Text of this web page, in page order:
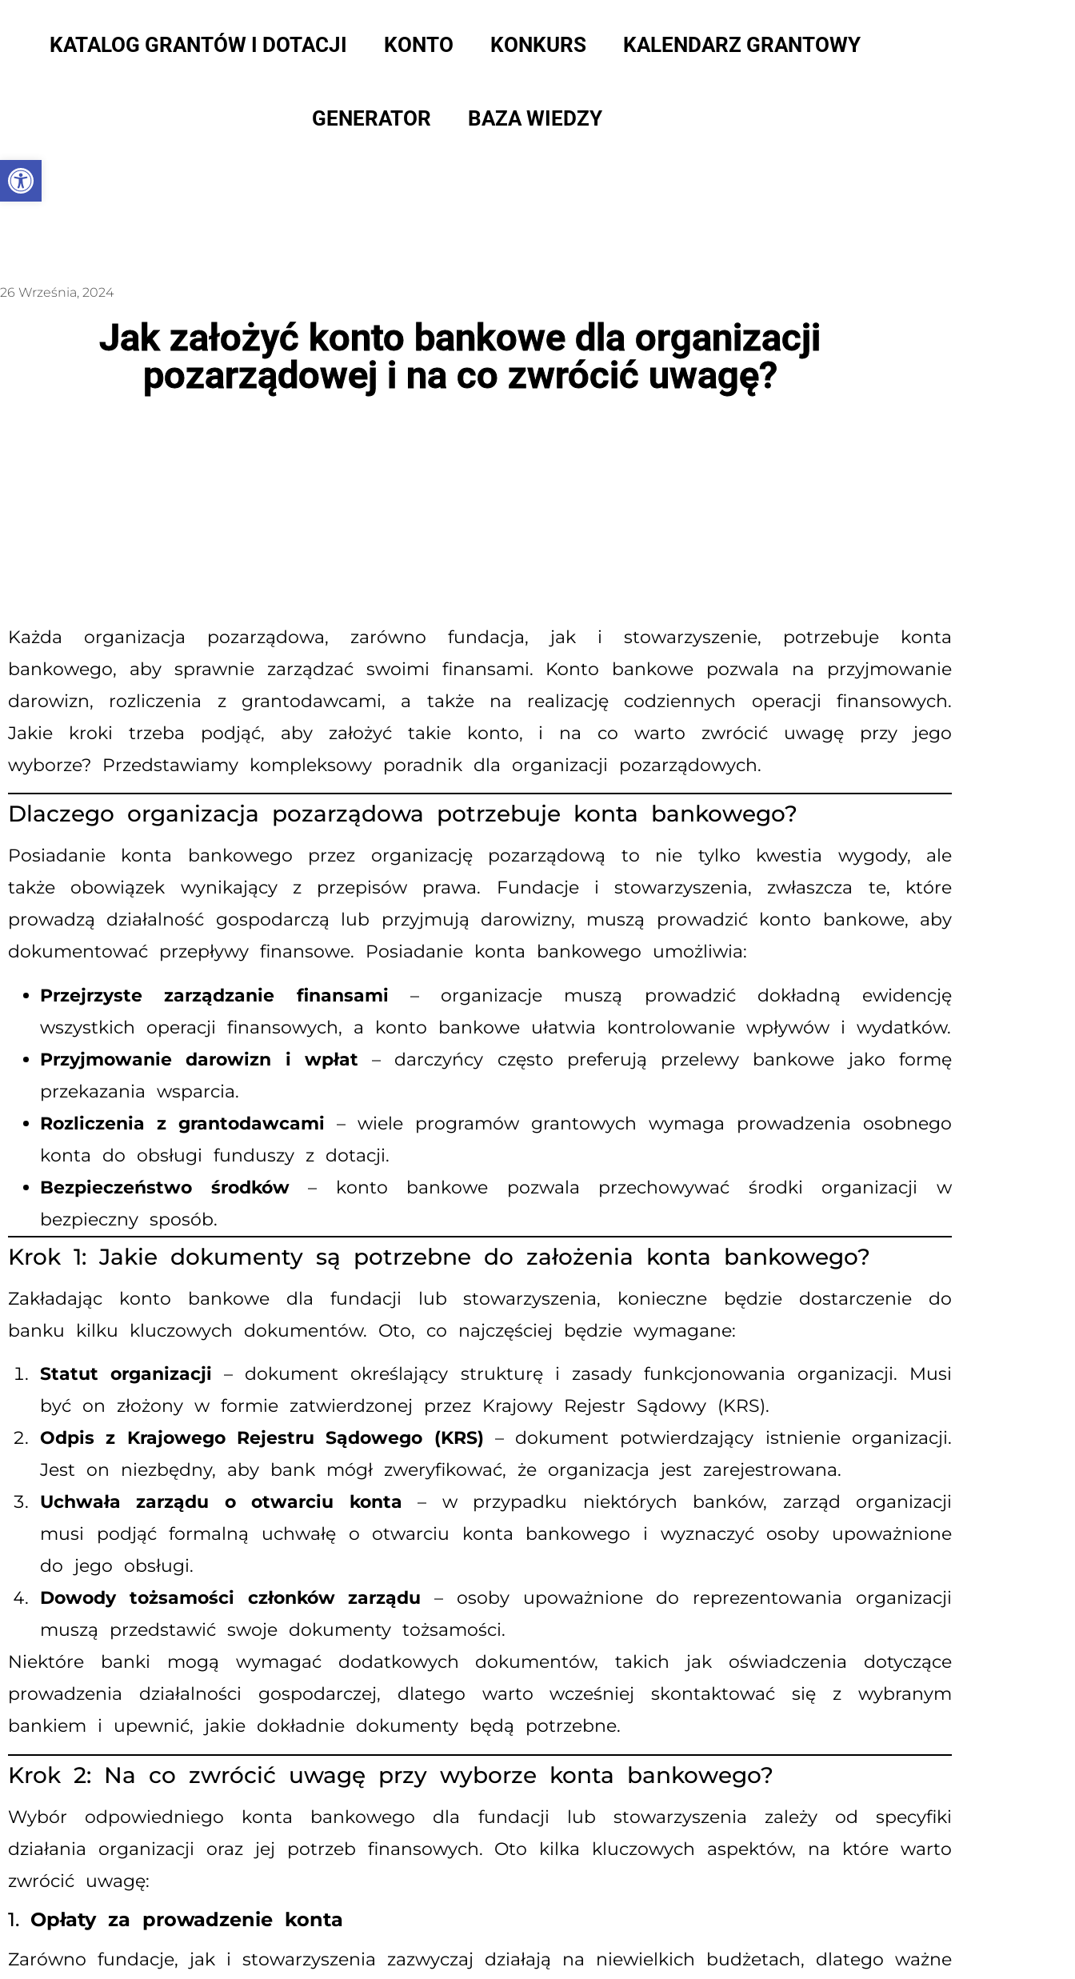
Otwórz pasek narzędzi
KATALOG GRANTÓW I DOTACJI KONTO KONKURS KALENDARZ GRANTOWY
GENERATOR BAZA WIEDZY
26 Września, 2024
Jak założyć konto bankowe dla organizacji
pozarządowej i na co zwrócić uwagę?
Każda organizacja pozarządowa, zarówno fundacja, jak i stowarzyszenie, potrzebuje konta
bankowego, aby sprawnie zarządzać swoimi finansami. Konto bankowe pozwala na przyjmowanie
darowizn, rozliczenia z grantodawcami, a także na realizację codziennych operacji finansowych.
Jakie kroki trzeba podjąć, aby założyć takie konto, i na co warto zwrócić uwagę przy jego
wyborze? Przedstawiamy kompleksowy poradnik dla organizacji pozarządowych.
Dlaczego organizacja pozarządowa potrzebuje konta bankowego?
Posiadanie konta bankowego przez organizację pozarządową to nie tylko kwestia wygody, ale
także obowiązek wynikający z przepisów prawa. Fundacje i stowarzyszenia, zwłaszcza te, które
prowadzą działalność gospodarczą lub przyjmują darowizny, muszą prowadzić konto bankowe, aby
dokumentować przepływy finansowe. Posiadanie konta bankowego umożliwia:
Przejrzyste zarządzanie finansami – organizacje muszą prowadzić dokładną ewidencję
wszystkich operacji finansowych, a konto bankowe ułatwia kontrolowanie wpływów i wydatków.
Przyjmowanie darowizn i wpłat – darczyńcy często preferują przelewy bankowe jako formę
przekazania wsparcia.
Rozliczenia z grantodawcami – wiele programów grantowych wymaga prowadzenia osobnego
konta do obsługi funduszy z dotacji.
Bezpieczeństwo środków– konto bankowe pozwala przechowywać środki organizacji w
bezpieczny sposób.
Krok 1: Jakie dokumenty są potrzebne do założenia konta bankowego?
Zakładając konto bankowe dla fundacji lub stowarzyszenia, konieczne będzie dostarczenie do
banku kilku kluczowych dokumentów. Oto, co najczęściej będzie wymagane:
Statut organizacji – dokument określający strukturę i zasady funkcjonowania organizacji. Musi
być on złożony w formie zatwierdzonej przez Krajowy Rejestr Sądowy (KRS).
Odpis z Krajowego Rejestru Sądowego (KRS) – dokument potwierdzający istnienie organizacji.
Jest on niezbędny, aby bank mógł zweryfikować, że organizacja jest zarejestrowana.
Uchwała zarządu o otwarciu konta – w przypadku niektórych banków, zarząd organizacji
musi podjąć formalną uchwałę o otwarciu konta bankowego i wyznaczyć osoby upoważnione
do jego obsługi.
Dowody tożsamości członków zarządu – osoby upoważnione do reprezentowania organizacji
muszą przedstawić swoje dokumenty tożsamości.
Niektóre banki mogą wymagać dodatkowych dokumentów, takich jak oświadczenia dotyczące
prowadzenia działalności gospodarczej, dlatego warto wcześniej skontaktować się z wybranym
bankiem i upewnić, jakie dokładnie dokumenty będą potrzebne.
Krok 2: Na co zwrócić uwagę przy wyborze konta bankowego?
Wybór odpowiedniego konta bankowego dla fundacji lub stowarzyszenia zależy od specyfiki
działania organizacji oraz jej potrzeb finansowych. Oto kilka kluczowych aspektów, na które warto
zwrócić uwagę:
1. Opłaty za prowadzenie konta
Zarówno fundacje, jak i stowarzyszenia zazwyczaj działają na niewielkich budżetach, dlatego ważne